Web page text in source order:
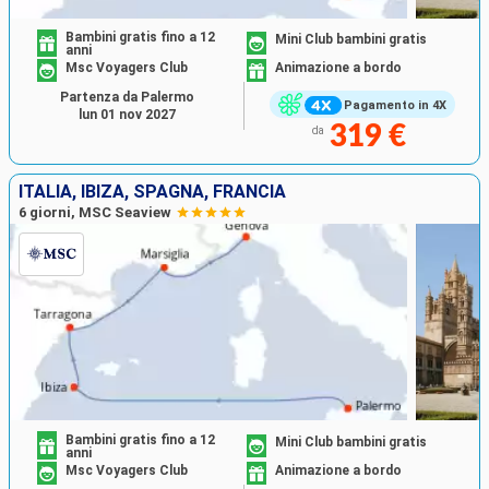
Pagamento in 4X
Bambini gratis fino a 12
anni
Mini Club bambini gratis
Msc Voyagers Club
Animazione a bordo
da 319 €
Partenza da Palermo
lun 01 nov 2027
ITALIA, IBIZA, SPAGNA, FRANCIA
6 giorni, MSC Seaview
Bambini gratis fino a 12
anni
Mini Club bambini gratis
Msc Voyagers Club
Animazione a bordo